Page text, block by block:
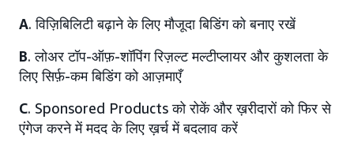
A. विज़िबिलिटी बढ़ाने के लिए मौजूदा बिडिंग को बनाए रखें
B. लोअर टॉप-ऑफ़-शॉपिंग रिज़ल्ट मल्टीप्लायर और कुशलता के
लिए सिर्फ़-कम बिडिंग को आज़माएँ
C. Sponsored Products को रोकें और ख़रीदारों को फिर से
एंगेज करने में मदद के लिए ख़र्च में बदलाव करें